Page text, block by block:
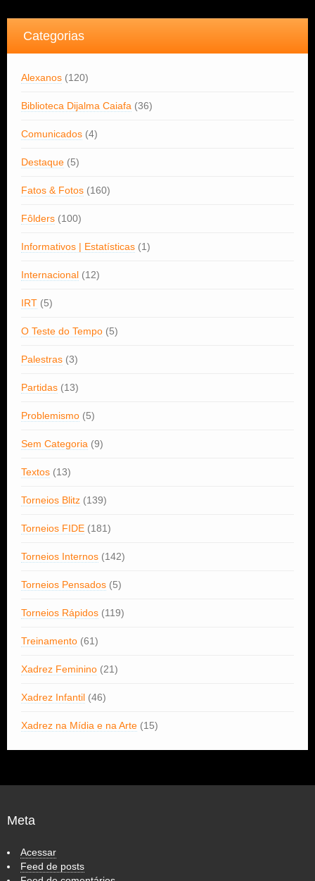
Categorias
Alexanos (120)
Biblioteca Dijalma Caiafa (36)
Comunicados (4)
Destaque (5)
Fatos & Fotos (160)
Fôlders (100)
Informativos | Estatísticas (1)
Internacional (12)
IRT (5)
O Teste do Tempo (5)
Palestras (3)
Partidas (13)
Problemismo (5)
Sem Categoria (9)
Textos (13)
Torneios Blitz (139)
Torneios FIDE (181)
Torneios Internos (142)
Torneios Pensados (5)
Torneios Rápidos (119)
Treinamento (61)
Xadrez Feminino (21)
Xadrez Infantil (46)
Xadrez na Mídia e na Arte (15)
Meta
Acessar
Feed de posts